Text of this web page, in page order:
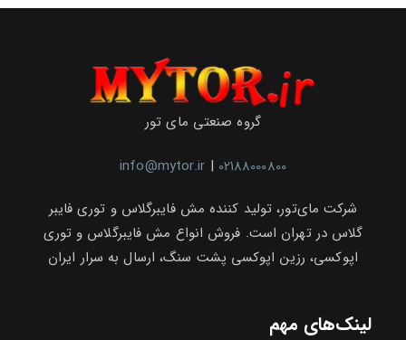
گروه صنعتی مای تور
info@mytor.ir | 02188000800
شرکت مای‌تور، تولید کننده مش فایبرگلاس و توری فایبر
گلاس در تهران است. فروش انواع مش فایبرگلاس و توری
اپوکسی، رزین اپوکسی پشت سنگ، ارسال به سرار ایران
لینک‌های مهم